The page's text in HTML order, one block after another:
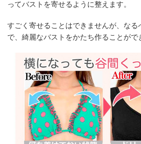
ってバストを寄せるように整えます。
すごく寄せることはできませんが、なる
で、綺麗なバストをかたち作ることがで